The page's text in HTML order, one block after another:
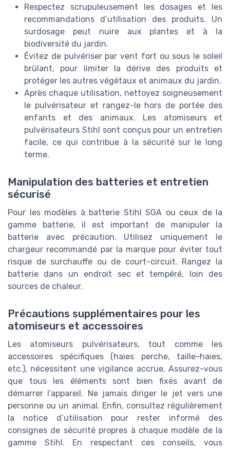
Respectez scrupuleusement les dosages et les
recommandations d’utilisation des produits. Un
surdosage peut nuire aux plantes et à la
biodiversité du jardin.
Évitez de pulvériser par vent fort ou sous le soleil
brûlant, pour limiter la dérive des produits et
protéger les autres végétaux et animaux du jardin.
Après chaque utilisation, nettoyez soigneusement
le pulvérisateur et rangez-le hors de portée des
enfants et des animaux. Les atomiseurs et
pulvérisateurs Stihl sont conçus pour un entretien
facile, ce qui contribue à la sécurité sur le long
terme.
Manipulation des batteries et entretien
sécurisé
Pour les modèles à batterie Stihl SGA ou ceux de la
gamme batterie, il est important de manipuler la
batterie avec précaution. Utilisez uniquement le
chargeur recommandé par la marque pour éviter tout
risque de surchauffe ou de court-circuit. Rangez la
batterie dans un endroit sec et tempéré, loin des
sources de chaleur.
Précautions supplémentaires pour les
atomiseurs et accessoires
Les atomiseurs pulvérisateurs, tout comme les
accessoires spécifiques (haies perche, taille-haies,
etc.), nécessitent une vigilance accrue. Assurez-vous
que tous les éléments sont bien fixés avant de
démarrer l’appareil. Ne jamais diriger le jet vers une
personne ou un animal. Enfin, consultez régulièrement
la notice d’utilisation pour rester informé des
consignes de sécurité propres à chaque modèle de la
gamme Stihl. En respectant ces conseils, vous